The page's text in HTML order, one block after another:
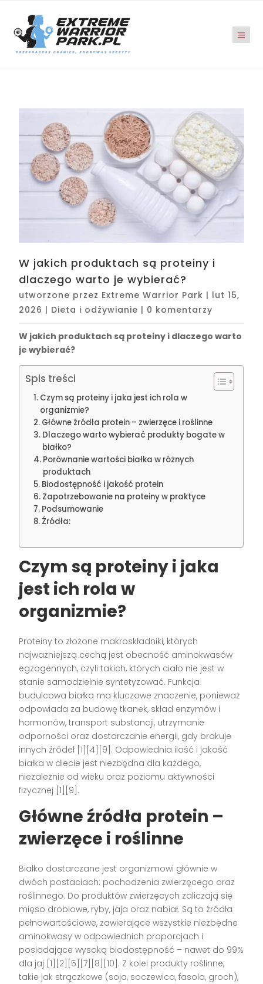
W jakich produktach są proteiny i
dlaczego warto je wybierać?
utworzone przez Extreme Warrior Park | lut 15,
2026 | Dieta i odżywianie | 0 komentarzy
W jakich produktach są proteiny i dlaczego warto
je wybierać?
Spis treści
Czym są proteiny i jaka jest ich rola w
organizmie?
Główne źródła protein – zwierzęce i roślinne
Dlaczego warto wybierać produkty bogate w
białko?
Porównanie wartości białka w różnych
produktach
Biodostępność i jakość protein
Zapotrzebowanie na proteiny w praktyce
Podsumowanie
Źródła:
Czym są proteiny i jaka
jest ich rola w
organizmie?
Proteiny to złożone makroskładniki, których
najważniejszą cechą jest obecność aminokwasów
egzogennych, czyli takich, których ciało nie jest w
stanie samodzielnie syntetyzować. Funkcja
budulcowa białka ma kluczowe znaczenie, ponieważ
odpowiada za budowę tkanek, skład enzymów i
hormonów, transport substancji, utrzymanie
odporności oraz dostarczanie energii, gdy brakuje
innych źródeł [1][4][9]. Odpowiednia ilość i jakość
białka w diecie jest niezbędna dla każdego,
niezależnie od wieku oraz poziomu aktywności
fizycznej [1][9].
Główne źródła protein –
zwierzęce i roślinne
Białko dostarczane jest organizmowi głównie w
dwóch postaciach: pochodzenia zwierzęcego oraz
roślinnego. Do produktów zwierzęcych zaliczają się
mięso drobiowe, ryby, jaja oraz nabiał. Są to źródła
pełnowartościowe, zawierające wszystkie niezbędne
aminokwasy w odpowiednich proporcjach i
posiadające wysoką biodostępność – nawet do 99%
dla jaj [1][2][5][7][8][10]. Z kolei produkty roślinne,
takie jak strączkowe (soja, soczewica, fasola, groch),